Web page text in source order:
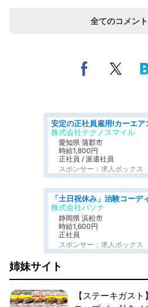
全てのコメン
株式会社テクノスマイル
愛知県 蒲郡市
時給1,800円
正社員 / 派遣社員
スポンサー：求人ボックス
株式会社パソナ
静岡県 浜松市
時給1,600円
正社員
スポンサー：求人ボックス
姉妹サイト
【ステーキガス